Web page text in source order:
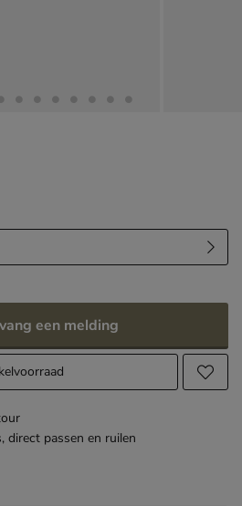
een melding
direct passen en ruilen